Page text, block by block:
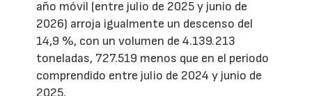
año móvil (entre julio de 2025 y junio de
2026) arroja igualmente un descenso del
14,9 %, con un volumen de 4.139.213
toneladas, 727.519 menos que en el periodo
comprendido entre julio de 2024 y junio de
2025.